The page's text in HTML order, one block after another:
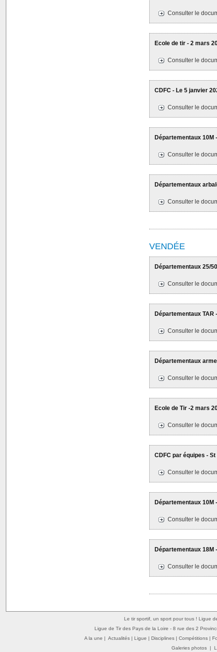
Consulter le
Ecole de tir - 2 mars
Consulter le
CDFC - Le 5 janvier
Consulter le
Départementaux 10M
Consulter le
Départementaux
Consulter le
VENDÉE
Départementaux 25/
Consulter le
Départementaux TAR
Consulter le
Départementaux
Consulter le
Ecole de Tir -2 mars
Consulter le
CDFC par équipes -
Consulter le
Départementaux 10M
Consulter le
Départementaux 18M
Consulter le
Le tir sportif, un sport pour tous ! Ligue
Ligue de Tir des Pays de la Loire - 8 rue des 2
A la une | Actualités | Ligue | Disciplines | Compétitions |
Galeries photos|